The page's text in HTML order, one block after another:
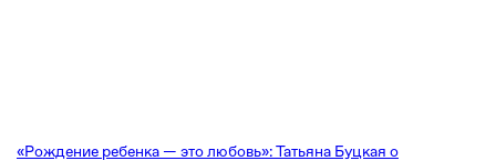
«Рождение ребенка — это любовь»: Татьяна Буцкая о